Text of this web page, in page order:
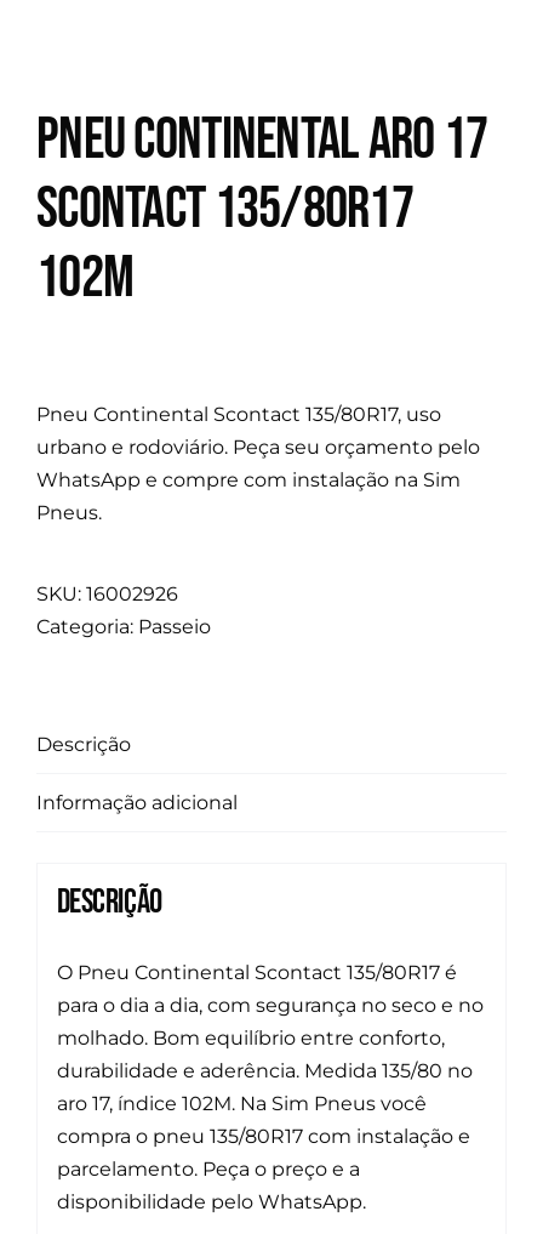
Pneu Continental Aro 17
Scontact 135/80R17
102M
Pneu Continental Scontact 135/80R17, uso
urbano e rodoviário. Peça seu orçamento pelo
WhatsApp e compre com instalação na Sim
Pneus.
SKU: 16002926
Categoria: Passeio
Descrição
Informação adicional
Descrição
O Pneu Continental Scontact 135/80R17 é
para o dia a dia, com segurança no seco e no
molhado. Bom equilíbrio entre conforto,
durabilidade e aderência. Medida 135/80 no
aro 17, índice 102M. Na Sim Pneus você
compra o pneu 135/80R17 com instalação e
parcelamento. Peça o preço e a
disponibilidade pelo WhatsApp.